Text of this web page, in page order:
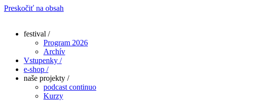
Preskočiť na obsah
festival /
Program 2026
Archív
Vstupenky /
e-shop /
naše projekty /
podcast continuo
Kurzy